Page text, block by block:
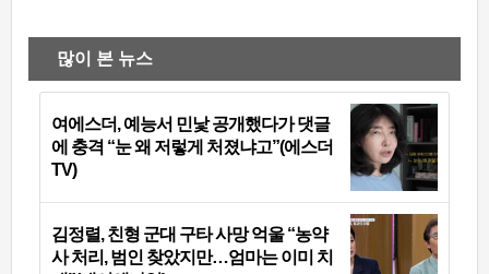
많이 본 뉴스
여에스더, 예능서 민낯 공개했다가 댓글
에 충격 “눈 왜 저렇게 처졌냐고”(에스더
TV)
김정렬, 친형 군대 구타 사망 억울 “농약
사 처리, 범인 찾았지만…엄마는 이미 치